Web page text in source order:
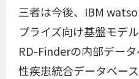
三者は今後、IBM
プライズ向け基盤モデ
RD-Finderの内部デー
性疾患統合データベー